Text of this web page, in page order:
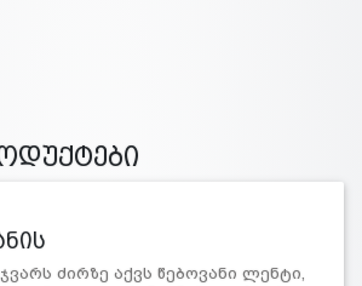
ძირზე აქვს წებოვანი ლენტი,